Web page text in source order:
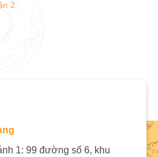
2
1: 99 đường số 6, khu